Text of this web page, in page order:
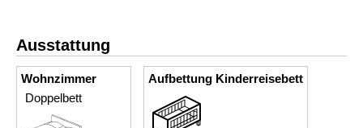
Ausstattung
Wohnzimmer
Doppelbett
Aufbettung Kinderreisebett